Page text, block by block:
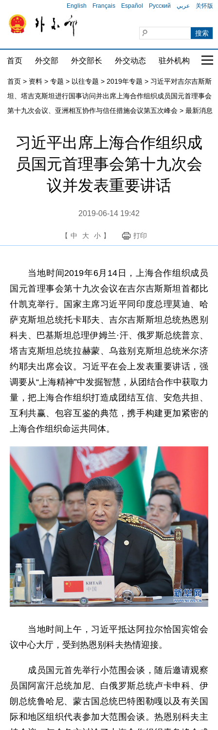
English Français Español Русский عربي 关怀版
首页 外交部 外交部长 外交动态 驻外机构 国
首页 > 资料 > 专题 > 以往专题 > 2019年专题 > 习近平对吉尔吉斯斯
坦、塔吉克斯坦进行国事访问并出席上海合作组织成员国元首理事会
第十九次会议、亚洲相互协作与信任措施会议第五次峰会 > 最新消息
习近平出席上海合作组织成
员国元首理事会第十九次会
议并发表重要讲话
2019-06-14 19:42
【 中 大 小 】 打印
当地时间2019年6月14日，上海合作组织成员
国元首理事会第十九次会议在吉尔吉斯斯坦首都比
什凯克举行。国家主席习近平同印度总理莫迪、哈
萨克斯坦总统托卡耶夫、吉尔吉斯斯坦总统热恩别
科夫、巴基斯坦总理伊姆兰·汗、俄罗斯总统普京、
塔吉克斯坦总统拉赫蒙、乌兹别克斯坦总统米尔济
约耶夫出席会议。习近平在会上发表重要讲话，强
调要从“上海精神”中发掘智慧，从团结合作中获取力
量，把上海合作组织打造成团结互信、安危共担、
互利共赢、包容互鉴的典范，携手构建更加紧密的
上海合作组织命运共同体。
当地时间上午，习近平抵达阿拉尔恰国宾馆会
议中心大厅，受到热恩别科夫热情迎接。
成员国元首先举行小范围会谈，随后邀请观察
员国阿富汗总统加尼、白俄罗斯总统卢卡申科、伊
朗总统鲁哈尼、蒙古国总统巴特图勒嘎以及有关国
际和地区组织代表参加大范围会谈。热恩别科夫主